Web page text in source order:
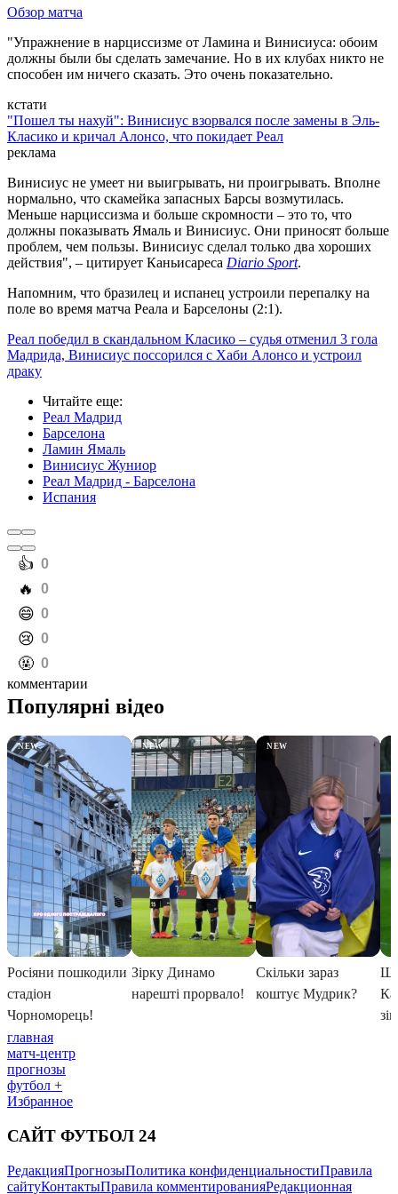
Обзор матча
"Упражнение в нарциссизме от Ламина и Винисиуса: обоим
должны были бы сделать замечание. Но в их клубах никто не
способен им ничего сказать. Это очень показательно.
кстати
"Пошел ты нахуй": Винисиус взорвался после замены в Эль-
Класико и кричал Алонсо, что покидает Реал
реклама
Винисиус не умеет ни выигрывать, ни проигрывать. Вполне
нормально, что скамейка запасных Барсы возмутилась.
Меньше нарциссизма и больше скромности – это то, что
должны показывать Ямаль и Винисиус. Они приносят больше
проблем, чем пользы. Винисиус сделал только два хороших
действия", – цитирует Каньисареса Diario Sport.
Напомним, что бразилец и испанец устроили перепалку на
поле во время матча Реала и Барселоны (2:1).
Реал победил в скандальном Класико – судья отменил 3 гола
Мадрида, Винисиус поссорился с Хаби Алонсо и устроил
драку
Читайте еще:
Реал Мадрид
Барселона
Ламин Ямаль
Винисиус Жуниор
Реал Мадрид - Барселона
Испания
️👍 0
️🔥 0
️😄 0
️😢 0
️🤬 0
комментарии
главная
матч-центр
прогнозы
футбол +
Избранное
САЙТ ФУТБОЛ 24
РедакцияПрогнозыПолитика конфиденциальностиПравила
сайтуКонтактыПравила комментированияРедакционная